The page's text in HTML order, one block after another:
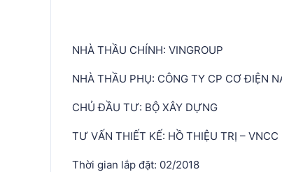
NHÀ THẦU CHÍNH: VINGROUP
NHÀ THẦU PHỤ: CÔNG TY CP CƠ ĐIỆN
CHỦ ĐẦU TƯ: BỘ XÂY DỰNG
TƯ VẤN THIẾT KẾ: HỒ THIỆU TRỊ – VNCC
Thời gian lắp đặt: 02/2018